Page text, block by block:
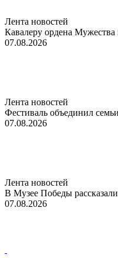
Лента новостей
Кавалеру ордена Мужества
07.08.2026
Лента новостей
Фестиваль объединил
07.08.2026
Лента новостей
В Музее Победы
07.08.2026